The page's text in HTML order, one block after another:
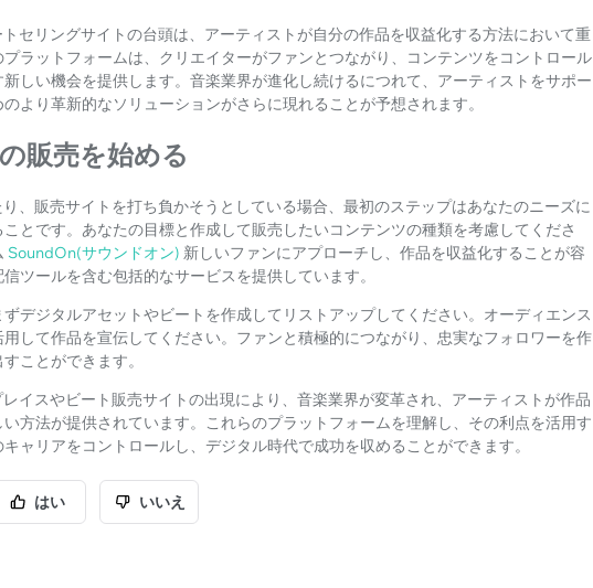
セリングサイトの台頭は、アーティストが自分の作品を収益化する方法において重
ラットフォームは、クリエイターがファンとつながり、コンテンツをコントロール
しい機会を提供します。音楽業界が進化し続けるにつれて、アーティストをサポー
より革新的なソリューションがさらに現れることが予想されます。
販売を始める
、販売サイトを打ち負かそうとしている場合、最初のステップはあなたのニーズに
とです。あなたの目標と作成して販売したいコンテンツの種類を考慮してくださ
SoundOn(サウンドオン) 新しいファンにアプローチし、作品を収益化することが容
ツールを含む包括的なサービスを提供しています。
デジタルアセットやビートを作成してリストアップしてください。オーディエンス
して作品を宣伝してください。ファンと積極的につながり、忠実なフォロワーを作
ことができます。
イスやビート販売サイトの出現により、音楽業界が変革され、アーティストが作品
方法が提供されています。これらのプラットフォームを理解し、その利点を活用す
ャリアをコントロールし、デジタル時代で成功を収めることができます。
はい いいえ